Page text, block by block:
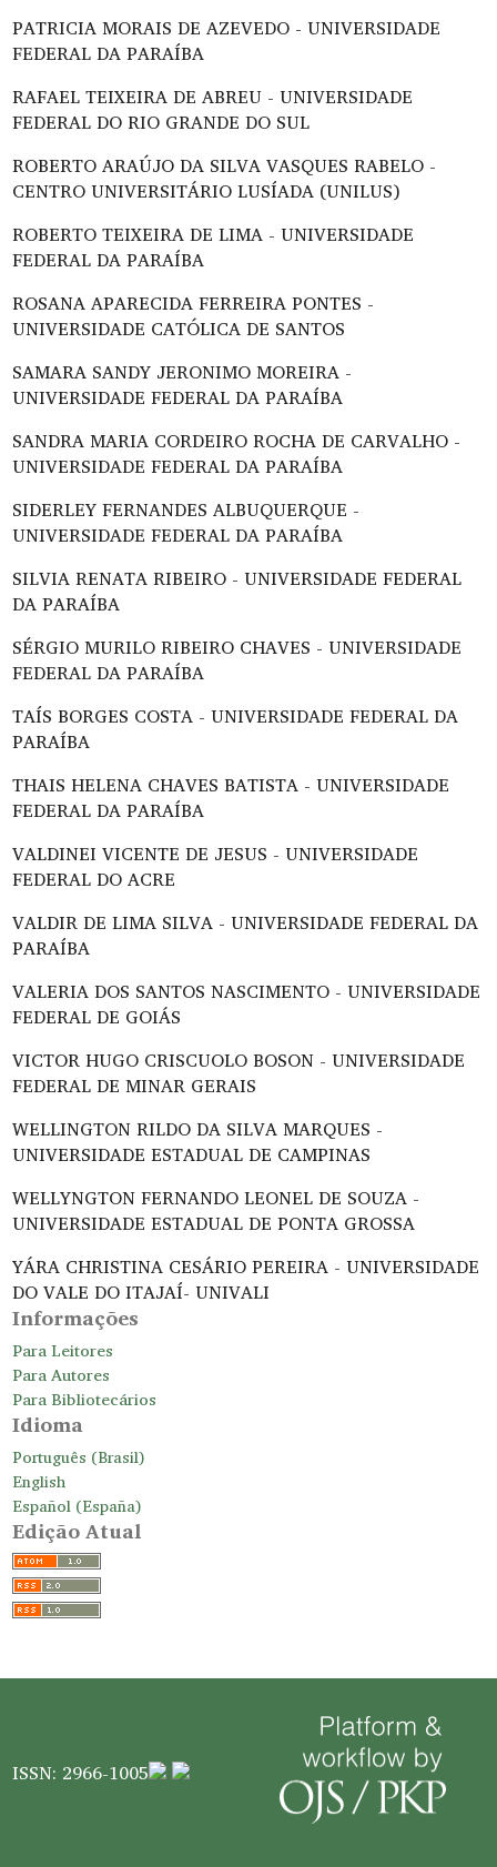
PATRICIA MORAIS DE AZEVEDO - UNIVERSIDADE
FEDERAL DA PARAÍBA
RAFAEL TEIXEIRA DE ABREU - UNIVERSIDADE
FEDERAL DO RIO GRANDE DO SUL
ROBERTO ARAÚJO DA SILVA VASQUES RABELO -
CENTRO UNIVERSITÁRIO LUSÍADA (UNILUS)
ROBERTO TEIXEIRA DE LIMA - UNIVERSIDADE
FEDERAL DA PARAÍBA
ROSANA APARECIDA FERREIRA PONTES -
UNIVERSIDADE CATÓLICA DE SANTOS
SAMARA SANDY JERONIMO MOREIRA -
UNIVERSIDADE FEDERAL DA PARAÍBA
SANDRA MARIA CORDEIRO ROCHA DE CARVALHO -
UNIVERSIDADE FEDERAL DA PARAÍBA
SIDERLEY FERNANDES ALBUQUERQUE -
UNIVERSIDADE FEDERAL DA PARAÍBA
SILVIA RENATA RIBEIRO - UNIVERSIDADE FEDERAL
DA PARAÍBA
SÉRGIO MURILO RIBEIRO CHAVES - UNIVERSIDADE
FEDERAL DA PARAÍBA
TAÍS BORGES COSTA - UNIVERSIDADE FEDERAL DA
PARAÍBA
THAIS HELENA CHAVES BATISTA - UNIVERSIDADE
FEDERAL DA PARAÍBA
VALDINEI VICENTE DE JESUS - UNIVERSIDADE
FEDERAL DO ACRE
VALDIR DE LIMA SILVA - UNIVERSIDADE FEDERAL DA
PARAÍBA
VALERIA DOS SANTOS NASCIMENTO - UNIVERSIDADE
FEDERAL DE GOIÁS
VICTOR HUGO CRISCUOLO BOSON - UNIVERSIDADE
FEDERAL DE MINAR GERAIS
WELLINGTON RILDO DA SILVA MARQUES -
UNIVERSIDADE ESTADUAL DE CAMPINAS
WELLYNGTON FERNANDO LEONEL DE SOUZA -
UNIVERSIDADE ESTADUAL DE PONTA GROSSA
YÁRA CHRISTINA CESÁRIO PEREIRA - UNIVERSIDADE
DO VALE DO ITAJAÍ- UNIVALI
Informações
Para Leitores
Para Autores
Para Bibliotecários
Idioma
Português (Brasil)
English
Español (España)
Edição Atual
ISSN: 2966-1005